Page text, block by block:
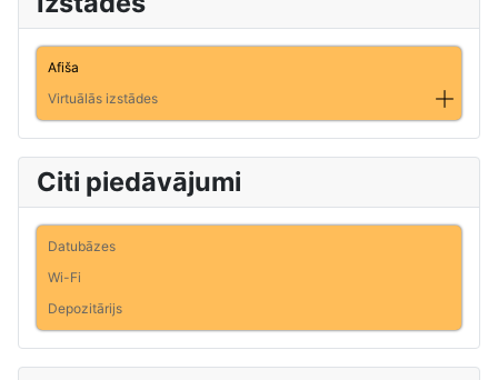
Afiša
Virtuālās izstādes
Citi piedāvājumi
Datubāzes
Wi-Fi
Depozitārijs